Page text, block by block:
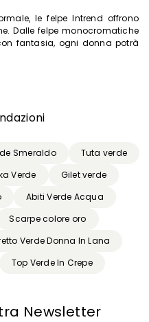
le felpe Intrend offrono
Dalle felpe monocromatiche
fantasia, ogni donna potrà
Smeraldo
Tuta verde
Verde
Gilet verde
Abiti Verde Acqua
Scarpe colore oro
Verde Donna In Lana
Top Verde In Crepe
Newsletter